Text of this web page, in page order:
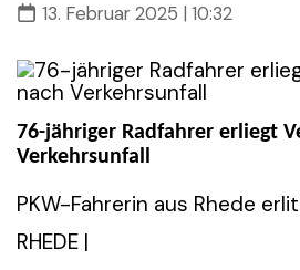
13. Februar 2025 | 10:32
76-jähriger Radfahrer erliegt
Verkehrsunfall
PKW-Fahrerin aus Rhede
RHEDE |